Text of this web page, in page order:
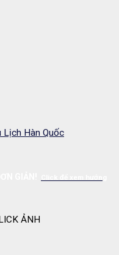
Lịch Hàn Quốc
ẢNH